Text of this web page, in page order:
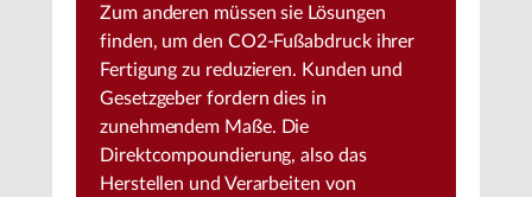
Zum anderen müssen sie Lösungen
finden, um den CO2-Fußabdruck ihrer
Fertigung zu reduzieren. Kunden und
Gesetzgeber fordern dies in
zunehmendem Maße. Die
Direktcompoundierung, also das
Herstellen und Verarbeiten von